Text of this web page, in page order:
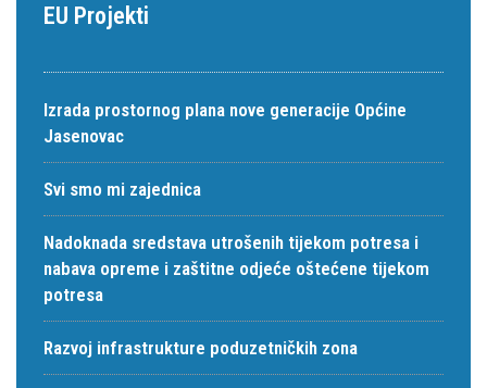
EU Projekti
Izrada prostornog plana nove generacije Općine
Jasenovac
Svi smo mi zajednica
Nadoknada sredstava utrošenih tijekom potresa i
nabava opreme i zaštitne odjeće oštećene tijekom
potresa
Razvoj infrastrukture poduzetničkih zona